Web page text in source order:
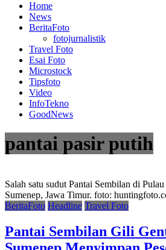
Berita
Fotografi
Terpercaya
Home
News
BeritaFoto
fotojurnalistik
Travel Foto
Esai Foto
Microstock
Tipsfoto
Video
InfoTekno
GoodNews
pantai pasir putih
Salah satu sudut Pantai Sembilan di
Sumenep, Jawa Timur. foto:
BeritaFoto Headline Travel Foto
Pantai Sembilan Gili